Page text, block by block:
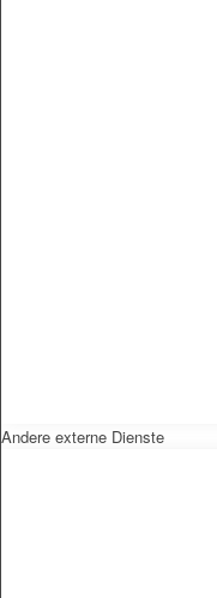
Andere externe Dienste